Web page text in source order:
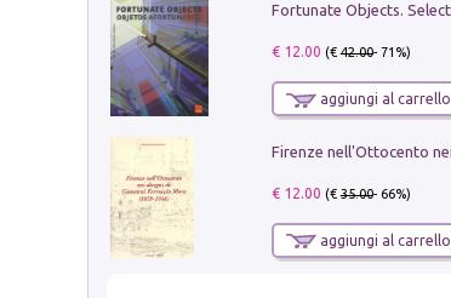
€ 12.00 (€42.00- 71%)
aggiungi al carrello
€ 12.00 (€35.00- 66%)
aggiungi al carrello